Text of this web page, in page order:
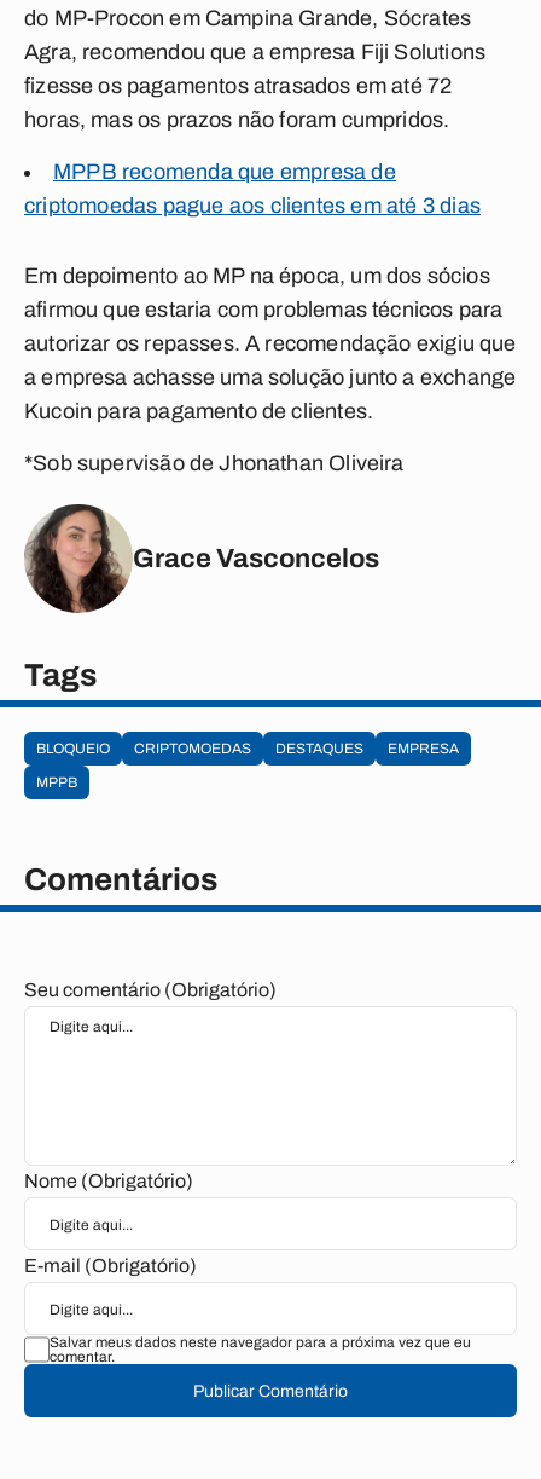
do MP-Procon em Campina Grande, Sócrates
Agra, recomendou que a empresa Fiji Solutions
fizesse os pagamentos atrasados em até 72
horas, mas os prazos não foram cumpridos.
MPPB recomenda que empresa de
criptomoedas pague aos clientes em até 3 dias
Em depoimento ao MP na época, um dos sócios
afirmou que estaria com problemas técnicos para
autorizar os repasses. A recomendação exigiu que
a empresa achasse uma solução junto a exchange
Kucoin para pagamento de clientes.
*Sob supervisão de Jhonathan Oliveira
Grace Vasconcelos
Tags
BLOQUEIO CRIPTOMOEDAS DESTAQUES
EMPRESA
MPPB
Comentários
Seu comentário (Obrigatório)
Nome (Obrigatório)
E-mail (Obrigatório)
Salvar meus dados neste navegador para a próxima vez que eu
comentar.
Publicar Comentário